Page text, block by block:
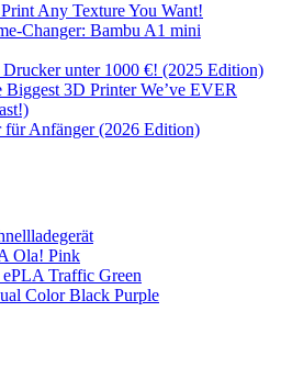
Any Texture You Want!
Changer: Bambu A1 mini
unter 1000 €! (2025 Edition)
Biggest 3D Printer We’ve EVER
Anfänger (2026 Edition)
Ola! Pink
Traffic Green
Color Black Purple